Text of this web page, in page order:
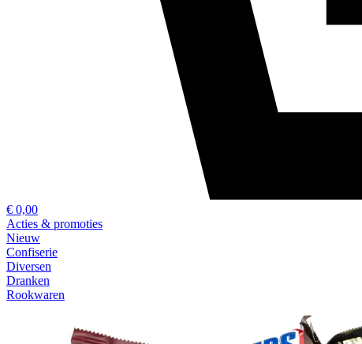
€ 0,00
Acties & promoties
Nieuw
Confiserie
Diversen
Dranken
Rookwaren